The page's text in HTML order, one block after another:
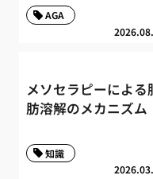
AGA
メソセラピーによる
肪溶解のメカニズム
知識